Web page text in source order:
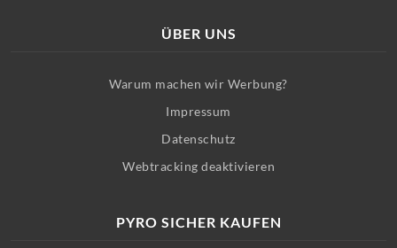
ÜBER UNS
Warum machen wir Werbung?
Impressum
Datenschutz
Webtracking deaktivieren
PYRO SICHER KAUFEN